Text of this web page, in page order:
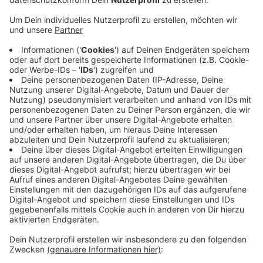
Nachfrage deutlich nachlässt. Nur noch für wenige
Alle Kundinnen und Kunden müssen im
Testzentrum eine Selbstauskunft ausfüllen und
teilweise auch eine schriftliche Bestätigung für
den Testgrund vorweisen. Einige Zentren erlassen
den Eigenanteil von drei Euro, beispielsweise die
Testzentren an der Märkischen Straße, am
Hahnerberg und am Schusterplatz. Auch der
Betreiber pm2am erstattet die drei Euro, wenn ein
entsprechender Testgrund vorliegt.
Veröffentlicht: Freitag, 29.07.2022 05:55
Anzeige